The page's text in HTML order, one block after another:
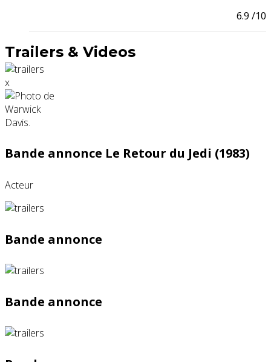
6.9 /10
Trailers & Videos
x
Bande annonce Le Retour du Jedi (1983)
Acteur
Bande annonce
Bande annonce